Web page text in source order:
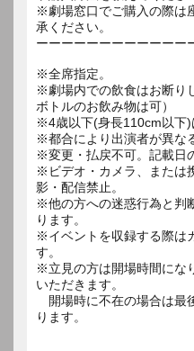
※劇場窓口でご購入の際は
承ください。
ーーーーーーーーーーーー
※全席指定。
※劇場内での飲食はお断り
ボトルのお飲み物は可）
※4歳以下(身長110cm以下)
※都合により出演者が異な
※変更・払戻不可。記載日
※ビデオ・カメラ、または
影・配信禁止。
※他の方への迷惑行為と判
ります。
※イベントを収録する際は
す。
※立見の方は開場時間にな
いただきます。
開場時に不在の場合は最
ります。